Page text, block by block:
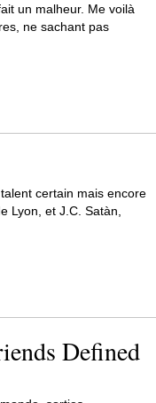
un malheur. Me voilà
ne sachant pas
certain mais encore
Lyon, et J.C. Satàn,
Defined